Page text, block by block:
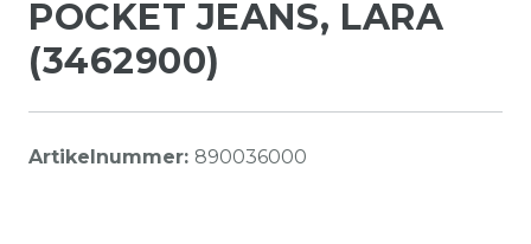
POCKET JEANS, LARA
(3462900)
Artikelnummer: 890036000